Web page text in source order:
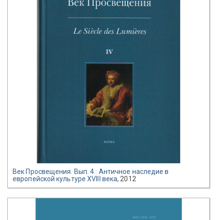
Век Просвещения. Вып. 4 : Античное наследие в
европейской культуре XVIII века, 2012